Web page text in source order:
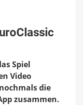
Spiel
Video
die
zusammen.